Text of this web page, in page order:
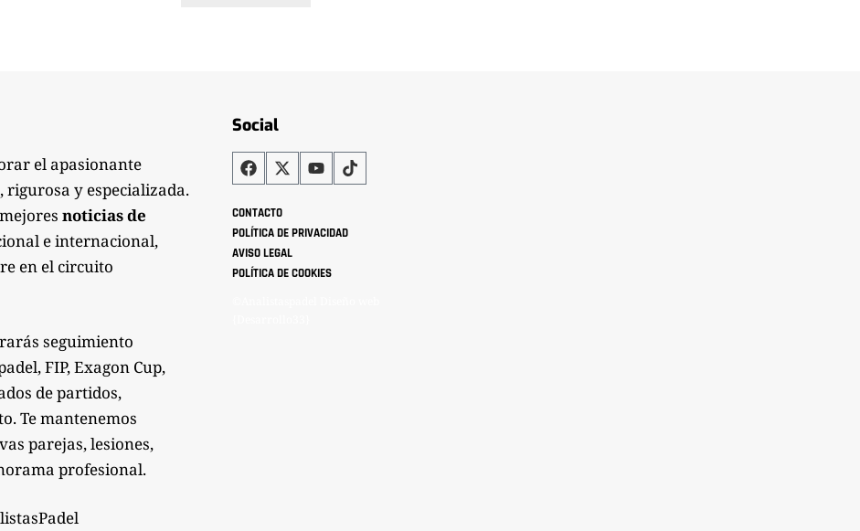
el apasionante
y especializada.
noticias de
e internacional,
en el circuito
seguimiento
FIP, Exagon Cup,
de partidos,
Te mantenemos
parejas, lesiones,
profesional.
Social
CONTACTO
POLÍTICA DE PRIVACIDAD
AVISO LEGAL
POLÍTICA DE COOKIES